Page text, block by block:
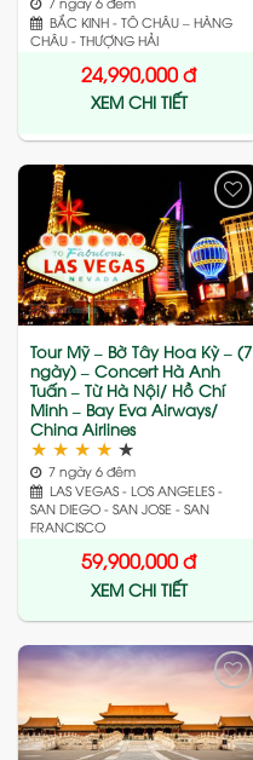
BẮC KINH - TÔ CHÂU – HÀNG
CHÂU - THƯỢNG HẢI
24,990,000đ
XEM CHI TIẾT
Add
to
wishlist
Tour Mỹ – Bờ Tây Hoa Kỳ – (7
ngày) – Concert Hà Anh
Tuấn – Từ Hà Nội/ Hồ Chí
Minh – Bay Eva Airways/
China Airlines
★ ★ ★ ★ ★
7 ngày 6 đêm
LAS VEGAS - LOS ANGELES -
SAN DIEGO - SAN JOSE - SAN
FRANCISCO
59,900,000đ
XEM CHI TIẾT
to
wishlist